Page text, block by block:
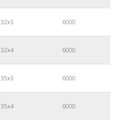
32х3 6000
32х4 6000
35х3 6000
35х4 6000